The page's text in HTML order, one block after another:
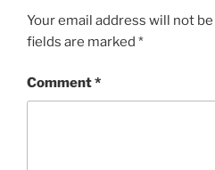
Your email address will not
fields are marked *
Comment*